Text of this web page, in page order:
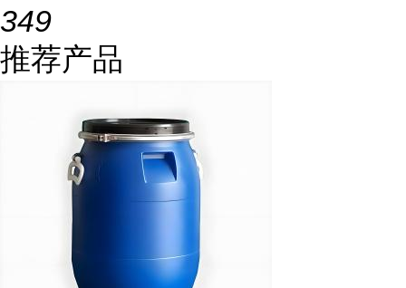
349
推荐产品